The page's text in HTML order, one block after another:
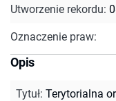
Utworzenie rekordu:
Oznaczenie praw:
Opis
Tytuł: Terytorialna